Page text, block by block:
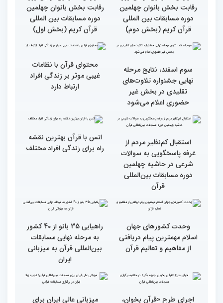
گزارش تصویری اولین روز
رقابت بخش بانوان چهلمین
دوره مسابقات بین المللی
قرآن کریم (بخش دوم)
گزارش تصویری اولین روز
رقابت بخش بانوان چهلمین
قرآن کریم (بخش اول)
سوم اسفند، نتایج مرحله
نهایی جشنواره تلاوت‌های
تقلیدی در بخش غیر
حضوری اعلام می‌شود
غیبی موثر بر زندگی افراد
ارتباط دارد
استقبال کم‌نظیر مردم از
غرفه پاسخگویی به سوالات
شرعی در حاشیه چهلمین
دوره مسابقات بین‌المللی
قرآن
اسلام مهمترین پیام دریافتی
از مفاهیم و تعالیم قرآن
به مرحله نهایی مسابقات
بین‌المللی قرآن به میزبانی
ایران